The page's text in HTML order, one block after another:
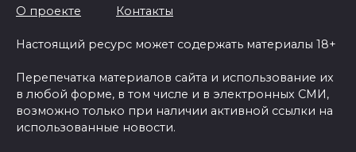
О проекте Контакты
Настоящий ресурс может содержать материалы 18+
Перепечатка материалов сайта и использование их
в любой форме, в том числе и в электронных СМИ,
возможно только при наличии активной ссылки на
использованные новости.